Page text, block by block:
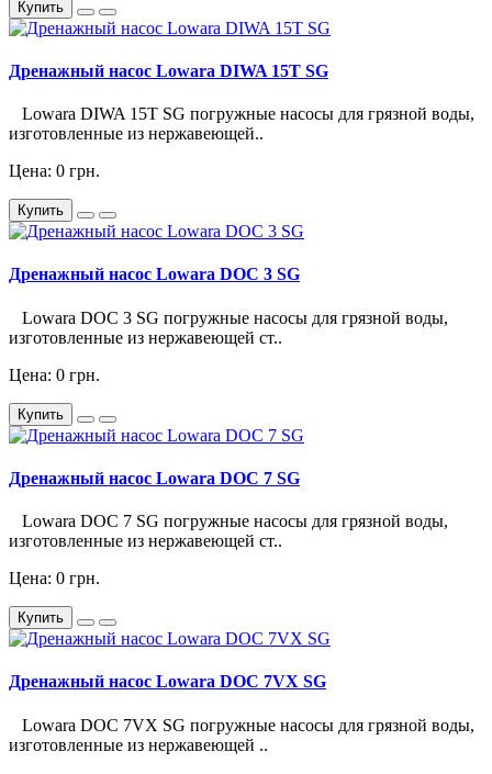
Купить
Дренажный насос Lowara DIWA 15T SG
Lowara DIWA 15T SG погружные насосы для грязной воды,
изготовленные из нержавеющей..
Цена: 0 грн.
Купить
Дренажный насос Lowara DOC 3 SG
Lowara DOC 3 SG погружные насосы для грязной воды,
изготовленные из нержавеющей ст..
Цена: 0 грн.
Купить
Дренажный насос Lowara DOC 7 SG
Lowara DOC 7 SG погружные насосы для грязной воды,
изготовленные из нержавеющей ст..
Цена: 0 грн.
Купить
Дренажный насос Lowara DOC 7VX SG
Lowara DOC 7VX SG погружные насосы для грязной воды,
изготовленные из нержавеющей ..